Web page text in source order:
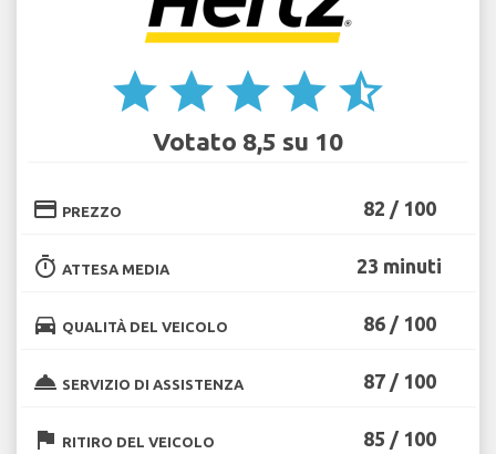
star star star star star_half
Votato 8,5 su 10
credit_card PREZZO 82 / 100
timer ATTESA MEDIA 23 minuti
directions_car QUALITÀ DEL VEICOLO 86 / 100
room_service SERVIZIO DI ASSISTENZA 87 / 100
flag RITIRO DEL VEICOLO 85 / 100